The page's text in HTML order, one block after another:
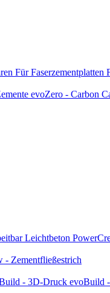
Für Faserzementplatten
evoZero - Carbon
Leichtbeton
- Zementfließestrich
- 3D-Druck evoBuild